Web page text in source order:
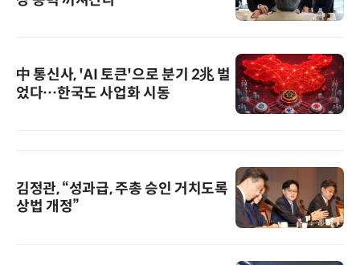
中 통신사, 'AI 토큰'으로 분기 2兆 벌
었다…한국도 사업화 시동
김정관, “성과급, 주총 승인 거치도록
상법 개정”